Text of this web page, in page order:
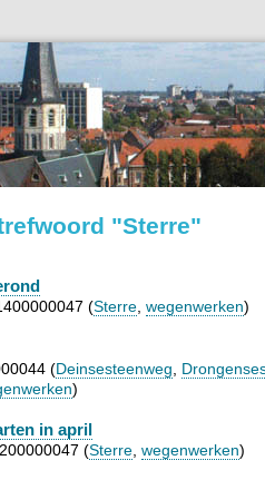
"Sterre"
(Sterre wegenwerken)
(Deinsesteenweg
)
in april
(Sterre wegenwerken)